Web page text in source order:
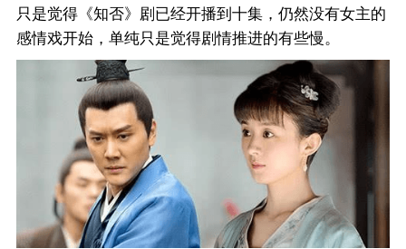
只是觉得《知否》剧已经开播到十集，仍然没有女主的
感情戏开始，单纯只是觉得剧情推进的有些慢。